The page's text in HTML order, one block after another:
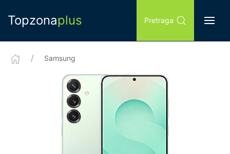
Topzonaplus Pretraga
Samsung